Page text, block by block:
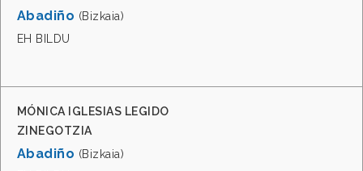
Abadiño (Bizkaia)
EH BILDU
MÓNICA IGLESIAS LEGIDO
ZINEGOTZIA
Abadiño (Bizkaia)